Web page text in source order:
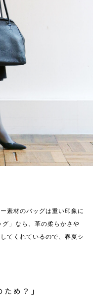
素材のバッグは重い印象に
」なら、革の柔らかさや
てくれているので、春夏シ
め？」